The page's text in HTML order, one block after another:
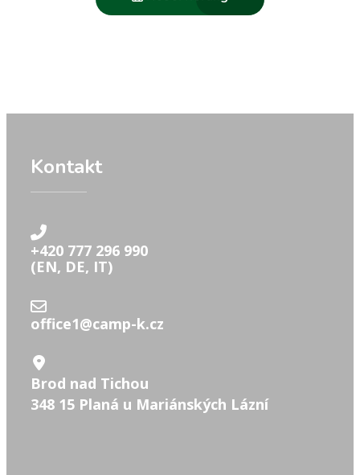
Kontakt
+420 777 296 990
(EN, DE, IT)
office1@camp-k.cz
Brod nad Tichou
348 15 Planá u Mariánských Lázní